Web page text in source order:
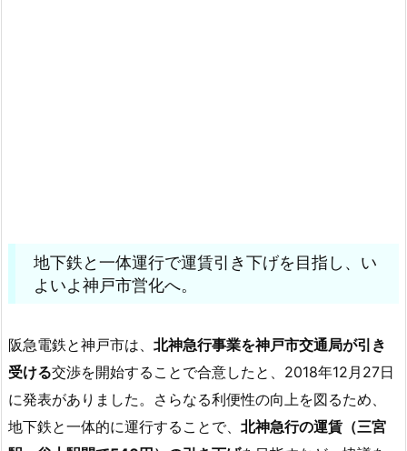
地下鉄と一体運行で運賃引き下げを目指し、い
よいよ神戸市営化へ。
阪急電鉄と神戸市は、 北神急行事業を神戸市交通局が引き
受ける交渉を開始することで合意したと、2018年12月27日
に発表がありました。さらなる利便性の向上を図るため、
地下鉄と一体的に運行することで、 北神急行の運賃（三宮